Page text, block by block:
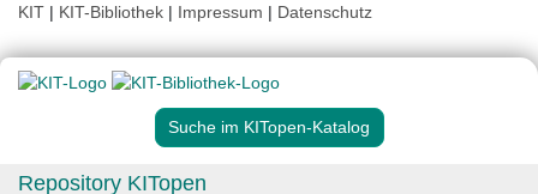
KIT | KIT-Bibliothek | Impressum | Datenschutz
Suche im KITopen-Katalog
Repository KITopen